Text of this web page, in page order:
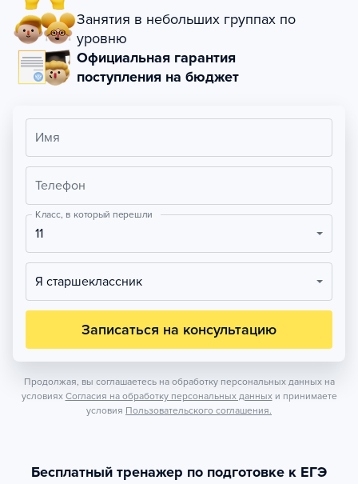
Занятия в небольших группах по
уровню
Официальная гарантия
поступления на бюджет
Имя
Телефон
Класс, в который перешли
11
Я старшеклассник
Записаться на консультацию
Продолжая, вы соглашаетесь на обработку персональных данных на
условиях Согласия на обработку персональных данных и принимаете
условия Пользовательского соглашения.
Бесплатный тренажер по подготовке к ЕГЭ